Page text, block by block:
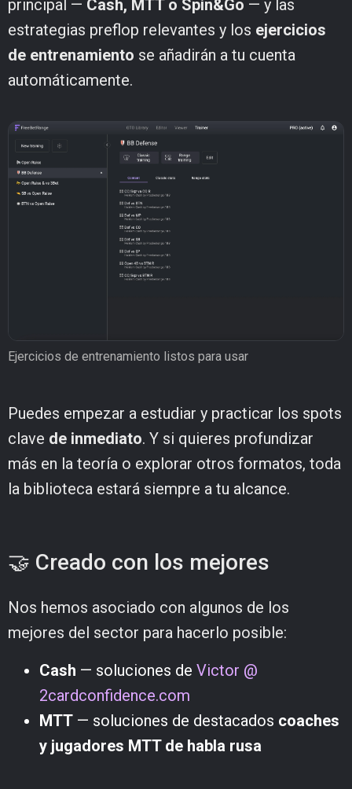
principal — Cash, MTT o Spin&Go — y las
estrategias preflop relevantes y los ejercicios
de entrenamiento se añadirán a tu cuenta
automáticamente.
Ejercicios de entrenamiento listos para usar
Puedes empezar a estudiar y practicar los spots
clave de inmediato. Y si quieres profundizar
más en la teoría o explorar otros formatos, toda
la biblioteca estará siempre a tu alcance.
🤝 Creado con los mejores
Nos hemos asociado con algunos de los
mejores del sector para hacerlo posible:
Cash — soluciones de Victor @
2cardconfidence.com
MTT — soluciones de destacados coaches
y jugadores MTT de habla rusa